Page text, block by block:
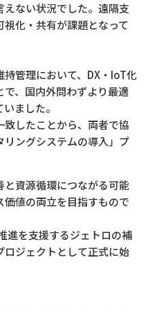
ない状況でした。遠隔支
化・共有が課題となって
管理において、DX・IoT化
、国内外問わずより最適
ました。
したことから、両者で協
ングシステムの導入」プ
資源循環につながる可能
値の両立を目指すもので
進を支援するジェトロの補
ジェクトとして正式に始